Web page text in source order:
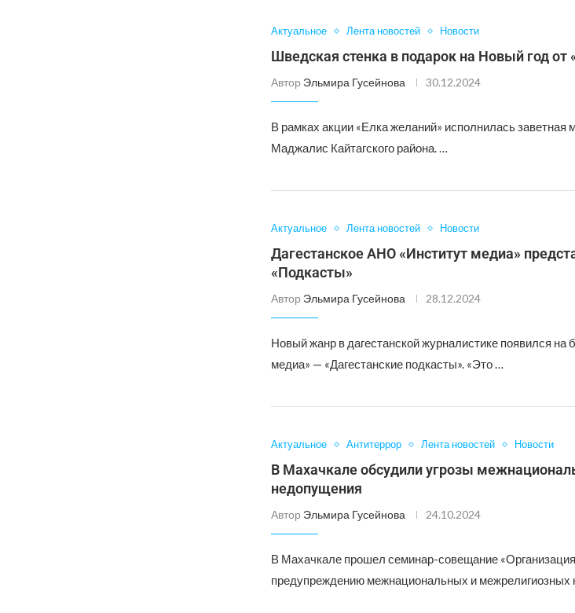
Актуальное Лента новостей Новости
Шведская стенка в подарок на Новый год от
Автор Эльмира Гусейнова 30.12.2024
В рамках акции «Елка желаний» исполнилась заветная
Маджалис Кайтагского района. …
Актуальное Лента новостей Новости
Дагестанское АНО «Институт медиа»
«Подкасты»
Автор Эльмира Гусейнова 28.12.2024
Новый жанр в дагестанской журналистике появился
медиа» — «Дагестанские подкасты». «Это …
Актуальное Антитеррор Лента новостей Новости
В Махачкале обсудили угрозы
недопущения
Автор Эльмира Гусейнова 24.10.2024
В Махачкале прошел семинар-совещание
предупреждению межнациональных и межрелигиозных